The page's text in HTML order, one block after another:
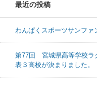
最近の投稿
わんぱくスポーツサンファ
第77回 宮城県高等学校ラ
表３高校が決まりました。